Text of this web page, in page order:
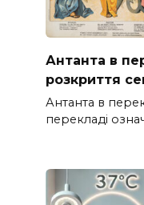
Антанта в
розкриття
Антанта в
перекладі